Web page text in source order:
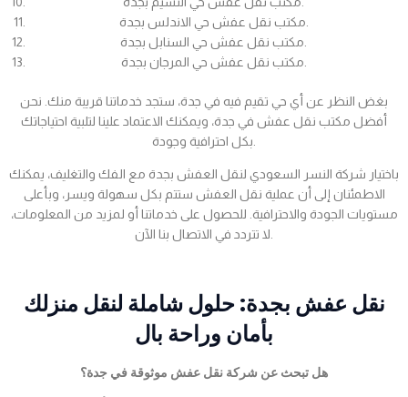
بغض النظر عن أي حي تقيم فيه في جدة، ستجد خدماتنا قريبة منك. نحن
أفضل مكتب نقل عفش في جدة، ويمكنك الاعتماد علينا لتلبية احتياجاتك
باختيار شركة النسر السعودي لنقل العفش بجدة مع الفك والتغليف، يمكنك
الاطمئنان إلى أن عملية نقل العفش ستتم بكل سهولة ويسر، وبأعلى
مستويات الجودة والاحترافية. للحصول على خدماتنا أو لمزيد من المعلومات،
نقل عفش بجدة: حلول شاملة لنقل منزلك
بأمان وراحة بال
هل تبحث عن شركة نقل عفش موثوقة في جدة؟